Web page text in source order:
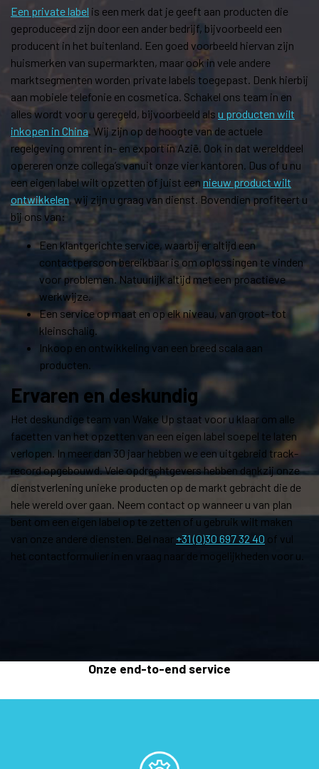
Een private label is een merk dat je geeft aan producten die
geproduceerd zijn door een ander bedrijf, bijvoorbeeld een
producent in het buitenland. Een goed voorbeeld hiervan zijn
huismerken van supermarkten, maar ook in vele andere
marktsegmenten worden private labels toegepast. Denk hierbij
aan mobiele telefonie en cosmetica. Schakel ons team in en
alles wordt voor u geregeld, bijvoorbeeld als u producten wilt
inkopen in China. Wij zijn op de hoogte van de actuele
regelgeving omrent in- en export in Azië. Ook in dat werelddeel
opereren onze collega’s vanuit onze vier kantoren. Dus of u nu
een eigen label wilt opzetten of juist een nieuw product wilt
ontwikkelen, wij zijn u graag van dienst. Bovendien profiteert u
bij ons van:
Een klantgerichte service, waarbij er altijd een
contactpersoon bereikbaar is om oplossingen te vinden
voor problemen. Natuurlijk altijd met een proactieve
werkwijze.
Een service op maat en op elk niveau, van groot- tot
kleinschalig.
Inkoop en ontwikkeling van een breed scala aan
producten.
Ervaren en deskundig
Het deskundige team van Wake Up staat voor u klaar om alle
facetten van het opzetten van een eigen label soepel te laten
verlopen. In meer dan 30 jaar hebben we een uitgebreid track-
record opgebouwd. Vele opdrachtgevers hebben dankzij onze
dienstverlening unieke producten op de markt gebracht die de
hele wereld over gaan. Neem contact op wanneer u van plan
bent om een eigen label op te zetten of u gebruik wilt maken
van onze andere diensten. Bel naar +31 (0)30 697 32 40 of vul
het contactformulier in en vraag naar de mogelijkheden voor u.
Onze end-to-end service